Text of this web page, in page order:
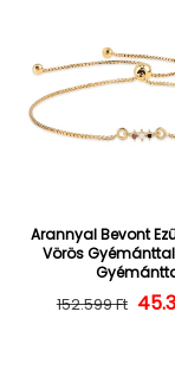
Arannyal Bevont
Vörös Gyémánttal
152.599 Ft